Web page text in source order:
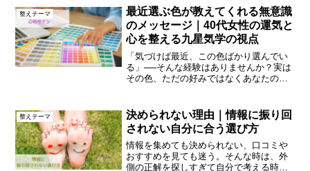
整えテーマ
最近選ぶ色が教えてくれる無意識
のメッセージ｜40代女性の運気と
心を整える九星気学の視点
「気づけば最近、この色ばかり選んでい
る」──そんな経験はありませんか？実は
その色、ただの好みではなくあなたの無
運気は「気の流れ」に影響を受けます。
色もまたエネルギーを持...
整えテーマ
決められない理由｜情報に振り回
されない自分に合う選び方
情報を集めても決められない、口コミや
おすすめを見ても迷う。そんな時は、外
側の正解を探しすぎて自分で考える時間